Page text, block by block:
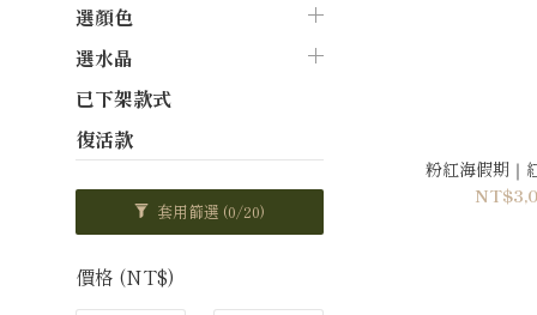
選顏色
選水晶
已下架款式
復活款
套用篩選 (0/20)
價格 (NT$)
粉紅海假期｜